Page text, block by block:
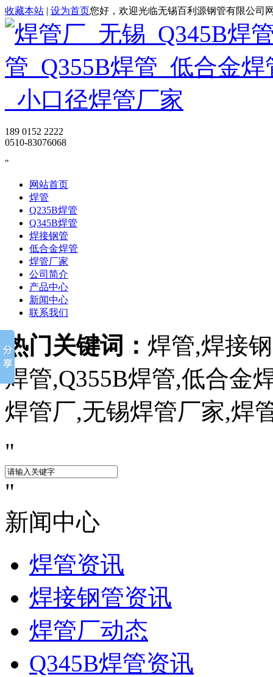
收藏本站 | 设为首页您好，欢迎光临无锡百利源钢管有限公司
189 0152 2222
0510-83076068
网站首页
焊管
Q235B焊管
Q345B焊管
焊接钢管
低合金焊管
焊管厂家
公司简介
产品中心
新闻中心
联系我们
热门关键词： 焊管,焊接
焊管,Q355B焊管,低合金
焊管厂,无锡焊管厂家,焊
新闻中心
焊管资讯
焊接钢管资讯
焊管厂动态
Q345B焊管资讯